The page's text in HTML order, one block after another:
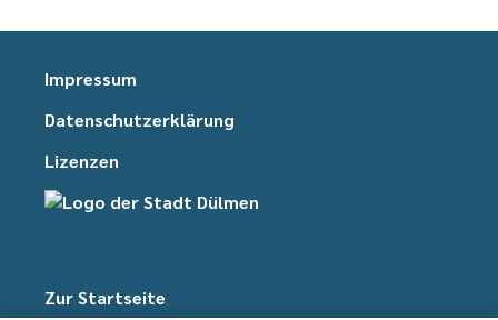
Impressum
Datenschutzerklärung
Lizenzen
Zur Startseite